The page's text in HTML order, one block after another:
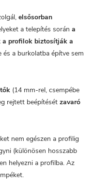
elsősorban
a telepítés során a
a profilok biztosítják a
és a burkolatba építve sem
(14 mm-rel, csempébe
rejtett beépítését zavaró
nem egészen a profilig
(különösen hosszabb
helyezni a profilba. Az